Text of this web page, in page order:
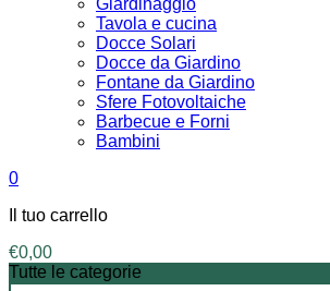
Giardinaggio
Tavola e cucina
Docce Solari
Docce da Giardino
Fontane da Giardino
Sfere Fotovoltaiche
Barbecue e Forni
Bambini
0
Il tuo carrello
€0,00
Tutte le categorie